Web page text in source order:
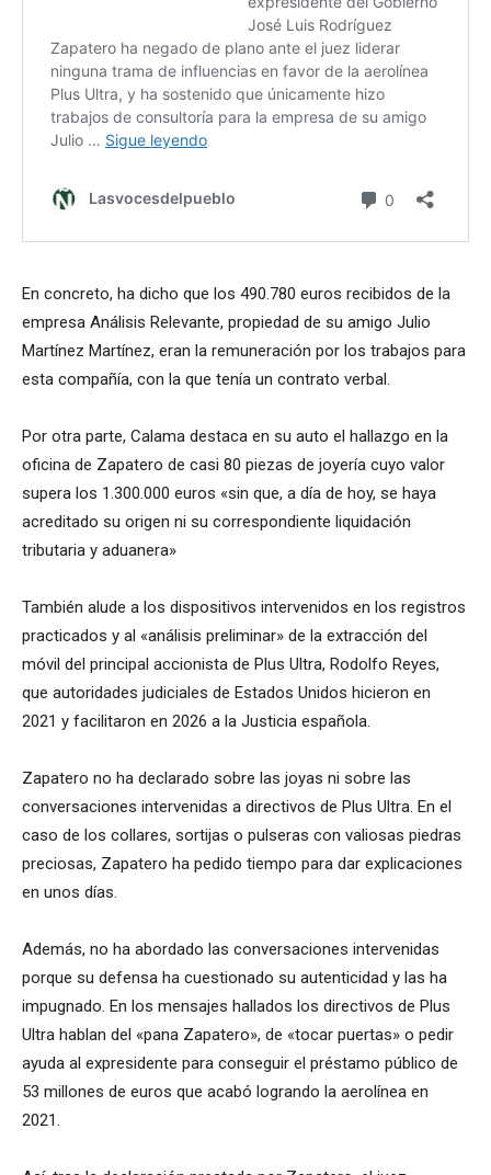
En concreto, ha dicho que los 490.780 euros recibidos de la
empresa Análisis Relevante, propiedad de su amigo Julio
Martínez Martínez, eran la remuneración por los trabajos para
esta compañía, con la que tenía un contrato verbal.
Por otra parte, Calama destaca en su auto el hallazgo en la
oficina de Zapatero de casi 80 piezas de joyería cuyo valor
supera los 1.300.000 euros «sin que, a día de hoy, se haya
acreditado su origen ni su correspondiente liquidación
tributaria y aduanera»
También alude a los dispositivos intervenidos en los registros
practicados y al «análisis preliminar» de la extracción del
móvil del principal accionista de Plus Ultra, Rodolfo Reyes,
que autoridades judiciales de Estados Unidos hicieron en
2021 y facilitaron en 2026 a la Justicia española.
Zapatero no ha declarado sobre las joyas ni sobre las
conversaciones intervenidas a directivos de Plus Ultra. En el
caso de los collares, sortijas o pulseras con valiosas piedras
preciosas, Zapatero ha pedido tiempo para dar explicaciones
en unos días.
Además, no ha abordado las conversaciones intervenidas
porque su defensa ha cuestionado su autenticidad y las ha
impugnado. En los mensajes hallados los directivos de Plus
Ultra hablan del «pana Zapatero», de «tocar puertas» o pedir
ayuda al expresidente para conseguir el préstamo público de
53 millones de euros que acabó logrando la aerolínea en
2021.